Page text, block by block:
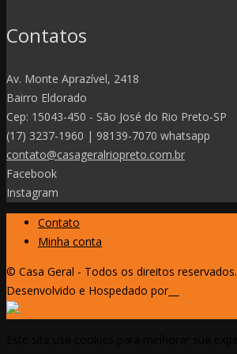
Contatos
Av. Monte Aprazível, 2418
Bairro Eldorado
Cep: 15043-450 - São José do Rio Preto-SP
(17) 3237-1960 | 98139-7070 whatsapp
contato@casageralriopreto.com.br
Facebook
Instagram
Contato
Minha conta
© Casa Geral - Todos os direitos reservados.
Desenvolvido e Hospedado por